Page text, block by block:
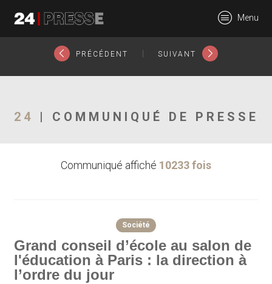
24Presse -
Communiqués de
Menu
PRÉCÉDENT SUIVANT
24 | COMMUNIQUÉ DE PRESSE
Communiqué affiché 10233 fois
Société
Grand conseil d’école au salon de
l'éducation à Paris : la direction à
l’ordre du jour